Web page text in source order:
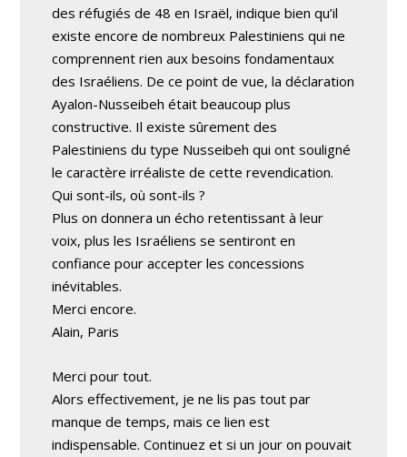
des réfugiés de 48 en Israël, indique bien qu’il
existe encore de nombreux Palestiniens qui ne
comprennent rien aux besoins fondamentaux
des Israéliens. De ce point de vue, la déclaration
Ayalon-Nusseibeh était beaucoup plus
constructive. Il existe sûrement des
Palestiniens du type Nusseibeh qui ont souligné
le caractère irréaliste de cette revendication.
Qui sont-ils, où sont-ils ?
Plus on donnera un écho retentissant à leur
voix, plus les Israéliens se sentiront en
confiance pour accepter les concessions
inévitables.
Merci encore.
Alain, Paris
Merci pour tout.
Alors effectivement, je ne lis pas tout par
manque de temps, mais ce lien est
indispensable. Continuez et si un jour on pouvait